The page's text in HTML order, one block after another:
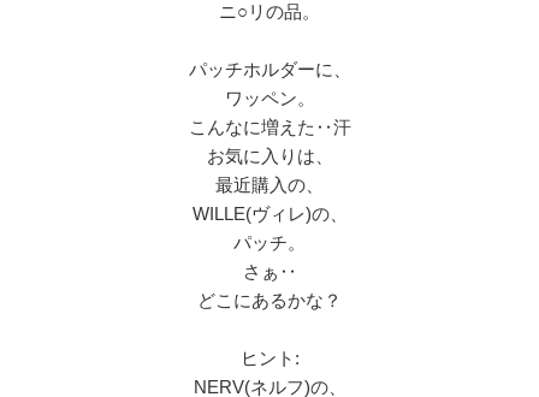
ニ○リの品。
パッチホルダーに、
ワッペン。
こんなに増えた‥汗
お気に入りは、
最近購入の、
WILLE(ヴィレ)の、
パッチ。
さぁ‥
どこにあるかな？
ヒント:
NERV(ネルフ)の、